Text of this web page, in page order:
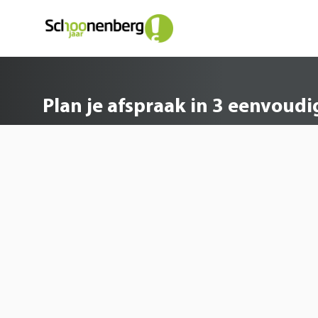
Plan je afspraak in 3